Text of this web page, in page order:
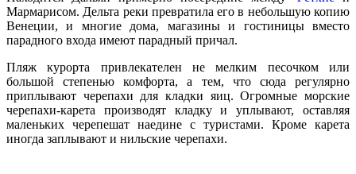
Мармарисом. Дельта реки превратила его в небольшую копию
Венеции, и многие дома, магазины и гостиницы вместо
парадного входа имеют парадный причал.
Пляж курорта привлекателен не мелким песочком или
большой степенью комфорта, а тем, что сюда регулярно
приплывают черепахи для кладки яиц. Огромные морские
черепахи-карета производят кладку и уплывают, оставляя
маленьких черепешат наедине с туристами. Кроме карета
иногда заплывают и нильские черепахи.